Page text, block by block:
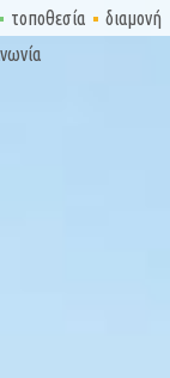
τοποθεσία
διαμονή